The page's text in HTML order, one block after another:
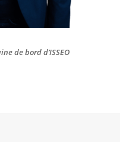
de bord d’ISSEO